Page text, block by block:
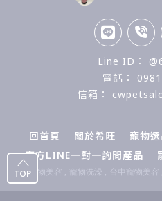
TOP
回首頁 關於希旺 寵物
官方LINE一對一詢問產品
寵物美容 寵物洗澡 台中寵物美容